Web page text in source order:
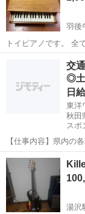
羽後
トイピアノです。 全ての音が出ます。
の黄ばみ ・クレヨン
える棒なし ・中でカ
交
◎土
日
東洋
秋田
スポ
【仕事内容】県内の
誘導 一般車両の誘導
ことは特にありませ
能なので 無理なく働
アルバイト・パート
湯沢